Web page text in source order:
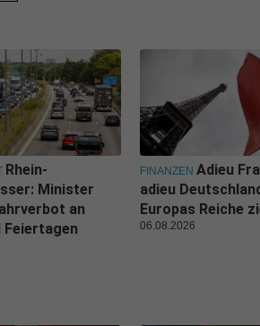
Rhein-
Minister
an
Feiertagen
FINANZEN Adieu
adieu
Europas Reiche
06.08.2026